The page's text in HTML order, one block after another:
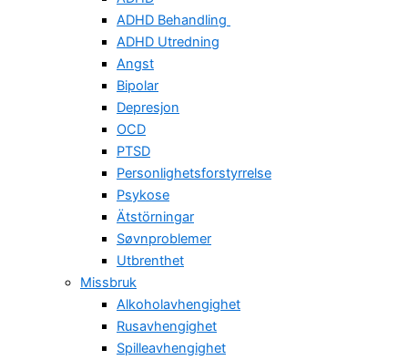
ADHD Behandling
ADHD Utredning
Angst
Bipolar
Depresjon
OCD
PTSD
Personlighetsforstyrrelse
Psykose
Ätstörningar
Søvnproblemer
Utbrenthet
Missbruk
Alkoholavhengighet
Rusavhengighet
Spilleavhengighet